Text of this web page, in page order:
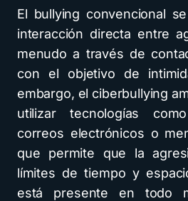
El bullying convencional
interacción directa entre
menudo a través de
con el objetivo de
embargo, el ciberbullying
utilizar tecnologías
correos electrónicos o
que permite que la
límites de tiempo y
está presente en todo